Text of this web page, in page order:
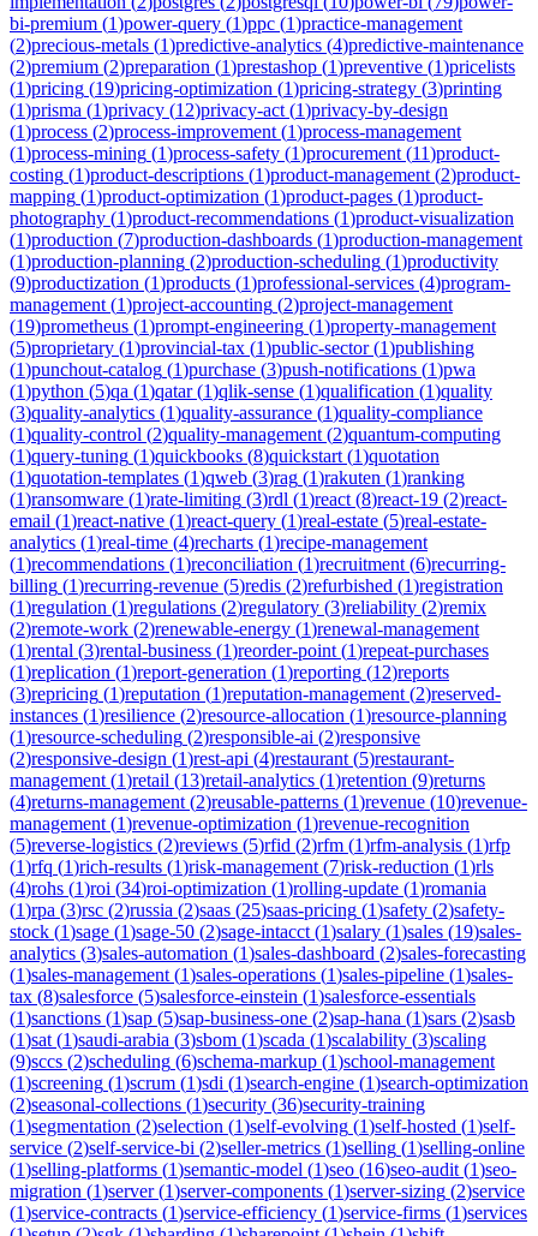
bi-premium (1)power-query (1)ppc (1)practice-management
(2)precious-metals (1)predictive-analytics (4)predictive-maintenance
(2)premium (2)preparation (1)prestashop (1)preventive (1)pricelists
(1)pricing (19)pricing-optimization (1)pricing-strategy (3)printing
(1)prisma (1)privacy (12)privacy-act (1)privacy-by-design
(1)process (2)process-improvement (1)process-management
(1)process-mining (1)process-safety (1)procurement (11)product-
costing (1)product-descriptions (1)product-management (2)product-
mapping (1)product-optimization (1)product-pages (1)product-
photography (1)product-recommendations (1)product-visualization
(1)production (7)production-dashboards (1)production-management
(1)production-planning (2)production-scheduling (1)productivity
(9)productization (1)products (1)professional-services (4)program-
management (1)project-accounting (2)project-management
(19)prometheus (1)prompt-engineering (1)property-management
(5)proprietary (1)provincial-tax (1)public-sector(1)publishing
(1)punchout-catalog (1)purchase (3)push-notifications (1)pwa
(1)python (5)qa (1)qatar(1)qlik-sense (1)qualification (1)quality
(3)quality-analytics (1)quality-assurance (1)quality-compliance
(1)quality-control (2)quality-management (2)quantum-computing
(1)query-tuning (1)quickbooks (8)quickstart (1)quotation
(1)quotation-templates (1)qweb (3)rag (1)rakuten (1)ranking
(1)ransomware (1)rate-limiting (3)rdl (1)react (8)react-19 (2)react-
email (1)react-native (1)react-query (1)real-estate (5)real-estate-
analytics (1)real-time (4)recharts (1)recipe-management
(1)recommendations (1)reconciliation (1)recruitment (6)recurring-
billing (1)recurring-revenue (5)redis (2)refurbished (1)registration
(1)regulation (1)regulations (2)regulatory (3)reliability (2)remix
(2)remote-work (2)renewable-energy (1)renewal-management
(1)rental (3)rental-business (1)reorder-point (1)repeat-purchases
(1)replication (1)report-generation (1)reporting (12)reports
(3)repricing (1)reputation (1)reputation-management (2)reserved-
instances (1)resilience (2)resource-allocation (1)resource-planning
(1)resource-scheduling (2)responsible-ai (2)responsive
(2)responsive-design (1)rest-api (4)restaurant (5)restaurant-
management (1)retail (13)retail-analytics (1)retention (9)returns
(4)returns-management (2)reusable-patterns (1)revenue (10)revenue-
management (1)revenue-optimization (1)revenue-recognition
(5)reverse-logistics (2)reviews (5)rfid (2)rfm (1)rfm-analysis (1)rfp
(1)rfq (1)rich-results (1)risk-management (7)risk-reduction (1)rls
(4)rohs (1)roi (34)roi-optimization (1)rolling-update (1)romania
(1)rpa (3)rsc (2)russia (2)saas (25)saas-pricing (1)safety (2)safety-
stock (1)sage (1)sage-50 (2)sage-intacct (1)salary (1)sales (19)sales-
analytics (3)sales-automation (1)sales-dashboard (2)sales-forecasting
(1)sales-management (1)sales-operations (1)sales-pipeline (1)sales-
tax (8)salesforce (5)salesforce-einstein (1)salesforce-essentials
(1)sanctions (1)sap (5)sap-business-one (2)sap-hana (1)sars (2)sasb
(1)sat (1)saudi-arabia (3)sbom (1)scada (1)scalability (3)scaling
(9)sccs (2)scheduling (6)schema-markup (1)school-management
(1)screening (1)scrum (1)sdi (1)search-engine (1)search-optimization
(2)seasonal-collections (1)security (36)security-training
(1)segmentation (2)selection (1)self-evolving (1)self-hosted (1)self-
service (2)self-service-bi (2)seller-metrics (1)selling (1)selling-online
(1)selling-platforms (1)semantic-model (1)seo (16)seo-audit (1)seo-
migration (1)server(1)server-components (1)server-sizing (2)service
(1)service-contracts (1)service-efficiency (1)service-firms (1)services